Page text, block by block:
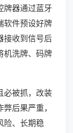
牌器通过蓝牙
软件预设好牌
接收到信号后
机洗牌、码牌
必被抓，改装
后果严重，
险、长期稳